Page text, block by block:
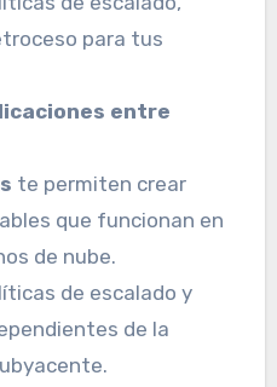
para tus
entre
te permiten crear
que funcionan en
de nube.
de escalado y
de la